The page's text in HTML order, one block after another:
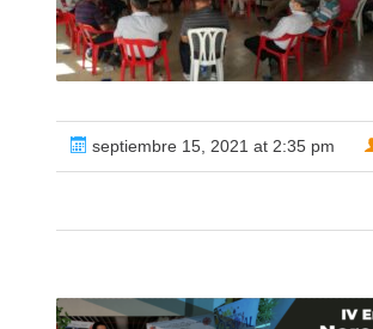
septiembre 15, 2021 at 2:35 pm